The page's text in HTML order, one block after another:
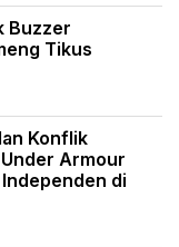
Buzzer
Tikus
Konflik
Armour
di